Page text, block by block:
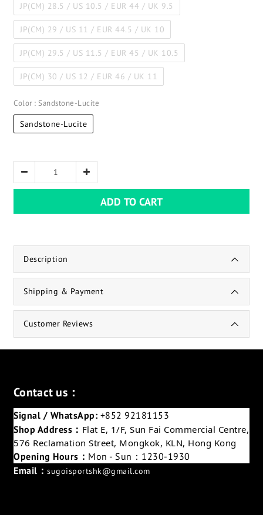
JP(CM) 28.5 / US 10.5 / EUR 44 / UK 9.5
JP(CM) 29 / US 11 / EUR 44.5 / UK 10
JP(CM) 29.5 / US 11.5 / EUR 45 / UK 10.5
JP(CM) 30 / US 12 / EUR 46 / UK 11
Color : Sandstone-Lucite
Sandstone-Lucite
ADD TO CART
Description
Shipping & Payment
Customer Reviews
Contact us：
Signal / WhatsApp: +852 92181153
Shop Address： Flat E, 1/F, Sun Fai Commercial Centre,
576 Reclamation Street, Mongkok, KLN, Hong Kong
Opening Hours： Mon - Sun：1230-1930
Email： sugoisportshk@gmail.com